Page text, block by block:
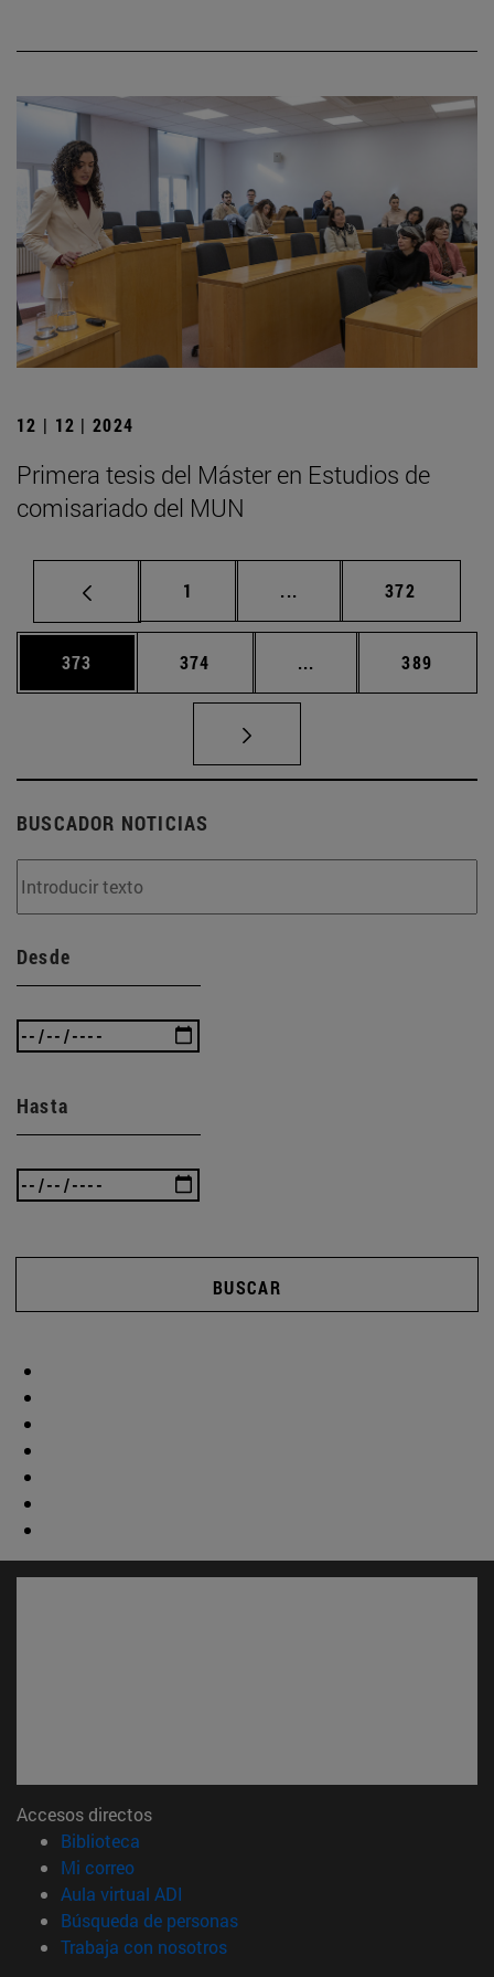
12 | 12 | 2024
Primera tesis del Máster en Estudios de
comisariado del MUN
Página
1 ... Páginas intermedias
Página
372
Página
373 Página
374 ... Páginas intermedias
Página
389
BUSCADOR NOTICIAS
Desde
Hasta
BUSCAR
Accesos directos
Biblioteca
Mi correo(abre en nueva ventana)
Aula virtual ADI
Búsqueda de personas(abre en nueva ventana)
Trabaja con nosotros(abre en nueva ventana)